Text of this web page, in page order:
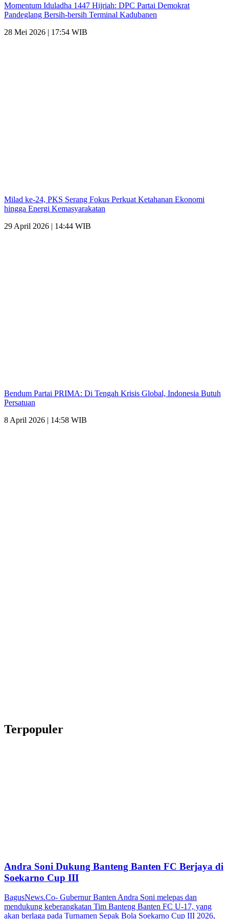
Momentum Iduladha 1447 Hijriah: DPC Partai Demokrat
Pandeglang Bersih-bersih Terminal Kadubanen
28 Mei 2026 | 17:54 WIB
Milad ke-24, PKS Serang Fokus Perkuat Ketahanan Ekonomi
hingga Energi Kemasyarakatan
29 April 2026 | 14:44 WIB
Bendum Partai PRIMA: Di Tengah Krisis Global, Indonesia Butuh
Persatuan
8 April 2026 | 14:58 WIB
Terpopuler
Andra Soni Dukung Banteng Banten FC Berjaya di
Soekarno Cup III
BagusNews.Co- Gubernur Banten Andra Soni melepas dan
mendukung keberangkatan Tim Banteng Banten FC U-17, yang
akan berlaga pada Turnamen Sepak Bola Soekarno Cup III 2026,